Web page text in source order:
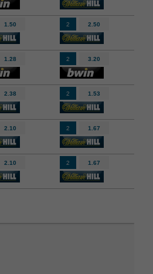
1.50 2 2.50
1.28 2 3.20
2.38 2 1.53
2.10 2 1.67
2.10 2 1.67